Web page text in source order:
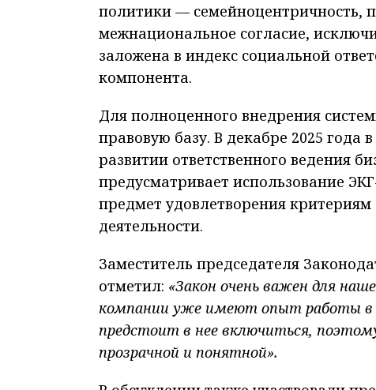
политики — семейноцентричность,
межнациональное согласие,
заложена в индекс социальной
компонента.
Для полноценного внедрения
правовую базу. В декабре 2025 года
развитии ответственного ведения
предусматривает использование
предмет удовлетворения
деятельности.
Заместитель председателя
отметил: «Закон очень важен для
компании уже имеют опыт работы
предстоит в нее включиться,
прозрачной и понятной».